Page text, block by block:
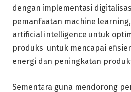
dengan implementasi
pemanfaatan machine
artificial intelligence untuk
produksi untuk mencapai
energi dan peningkatan
Sementara guna mendorong